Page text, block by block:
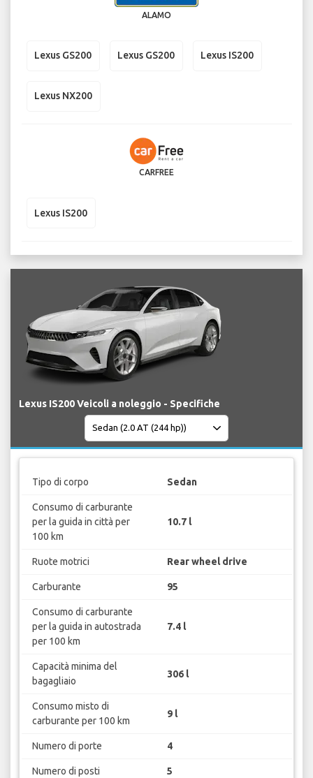
ALAMO
Lexus GS200 Lexus GS200 Lexus IS200
Lexus NX200
CARFREE
Lexus IS200
Lexus IS200 Veicoli a noleggio - Specifiche
Tipo di corpo Sedan
Consumo di carburante
per la guida in città per
100 km
10.7 l
Ruote motrici Rear wheel drive
Carburante 95
Consumo di carburante
per la guida in autostrada
per 100 km
7.4 l
Capacità minima del
bagagliaio
306 l
Consumo misto di
carburante per 100 km
9 l
Numero di porte 4
Numero di posti 5